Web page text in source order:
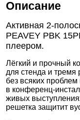
Описание
Активная 2-
PEAVEY PBK
плеером.
Лёгкий и прочный
для стенда и тремя
без всяких проблем
в конференц-
живых
решетка защитит